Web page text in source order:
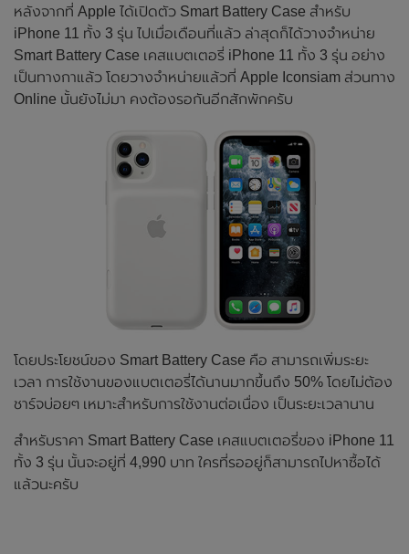
หลังจากที่ Apple ได้เปิดตัว Smart Battery Case สำหรับ
iPhone 11 ทั้ง 3 รุ่น ไปเมื่อเดือนที่แล้ว ล่าสุดก็ได้วางจำหน่าย
Smart Battery Case เคสแบตเตอรี่ iPhone 11 ทั้ง 3 รุ่น อย่าง
เป็นทางกาแล้ว โดยวางจำหน่ายแล้วที่ Apple Iconsiam ส่วนทาง
Online นั้นยังไม่มา คงต้องรอกันอีกสักพักครับ
โดยประโยชน์ของ Smart Battery Case คือ สามารถเพิ่มระยะ
เวลา การใช้งานของแบตเตอรี่ได้นานมากขึ้นถึง 50% โดยไม่ต้อง
ชาร์จบ่อยๆ เหมาะสำหรับการใช้งานต่อเนื่อง เป็นระยะเวลานาน
สำหรับราคา Smart Battery Case เคสแบตเตอรี่ของ iPhone 11
ทั้ง 3 รุ่น นั้นจะอยู่ที่ 4,990 บาท ใครที่รออยู่ก็สามารถไปหาซื้อได้
แล้วนะครับ